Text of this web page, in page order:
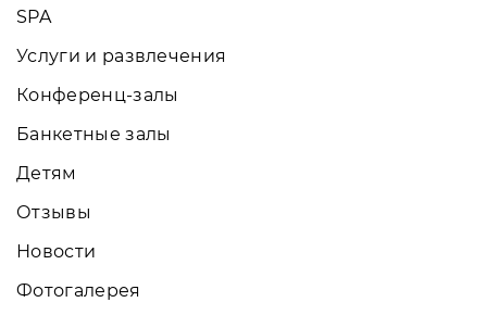
SPA
Услуги и развлечения
Конференц-залы
Банкетные залы
Детям
Отзывы
Новости
Фотогалерея